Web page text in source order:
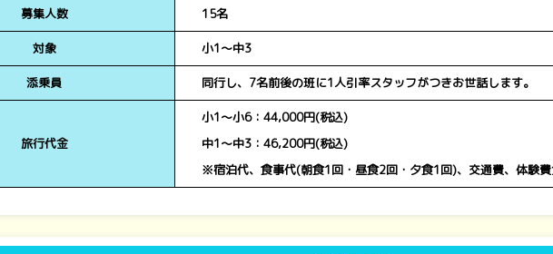
募集人数 15名
対象 小1～中3
添乗員 同行し、7名前後の班に1人引率スタッフがつきお世話します。
旅行代金
小1～小6：44,000円(税込)
中1～中3：46,200円(税込)
※宿泊代、食事代(朝食1回・昼食2回・夕食1回)、交通費、体験